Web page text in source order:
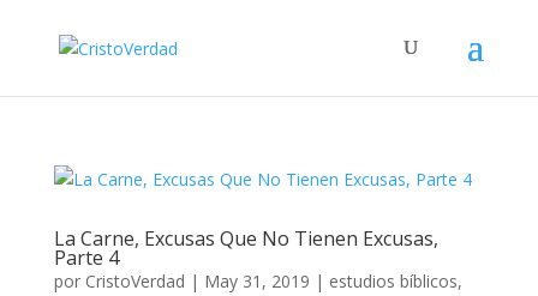
La Carne, Excusas Que No Tienen Excusas,
Parte 4
por CristoVerdad | May 31, 2019 | estudios bíblicos,